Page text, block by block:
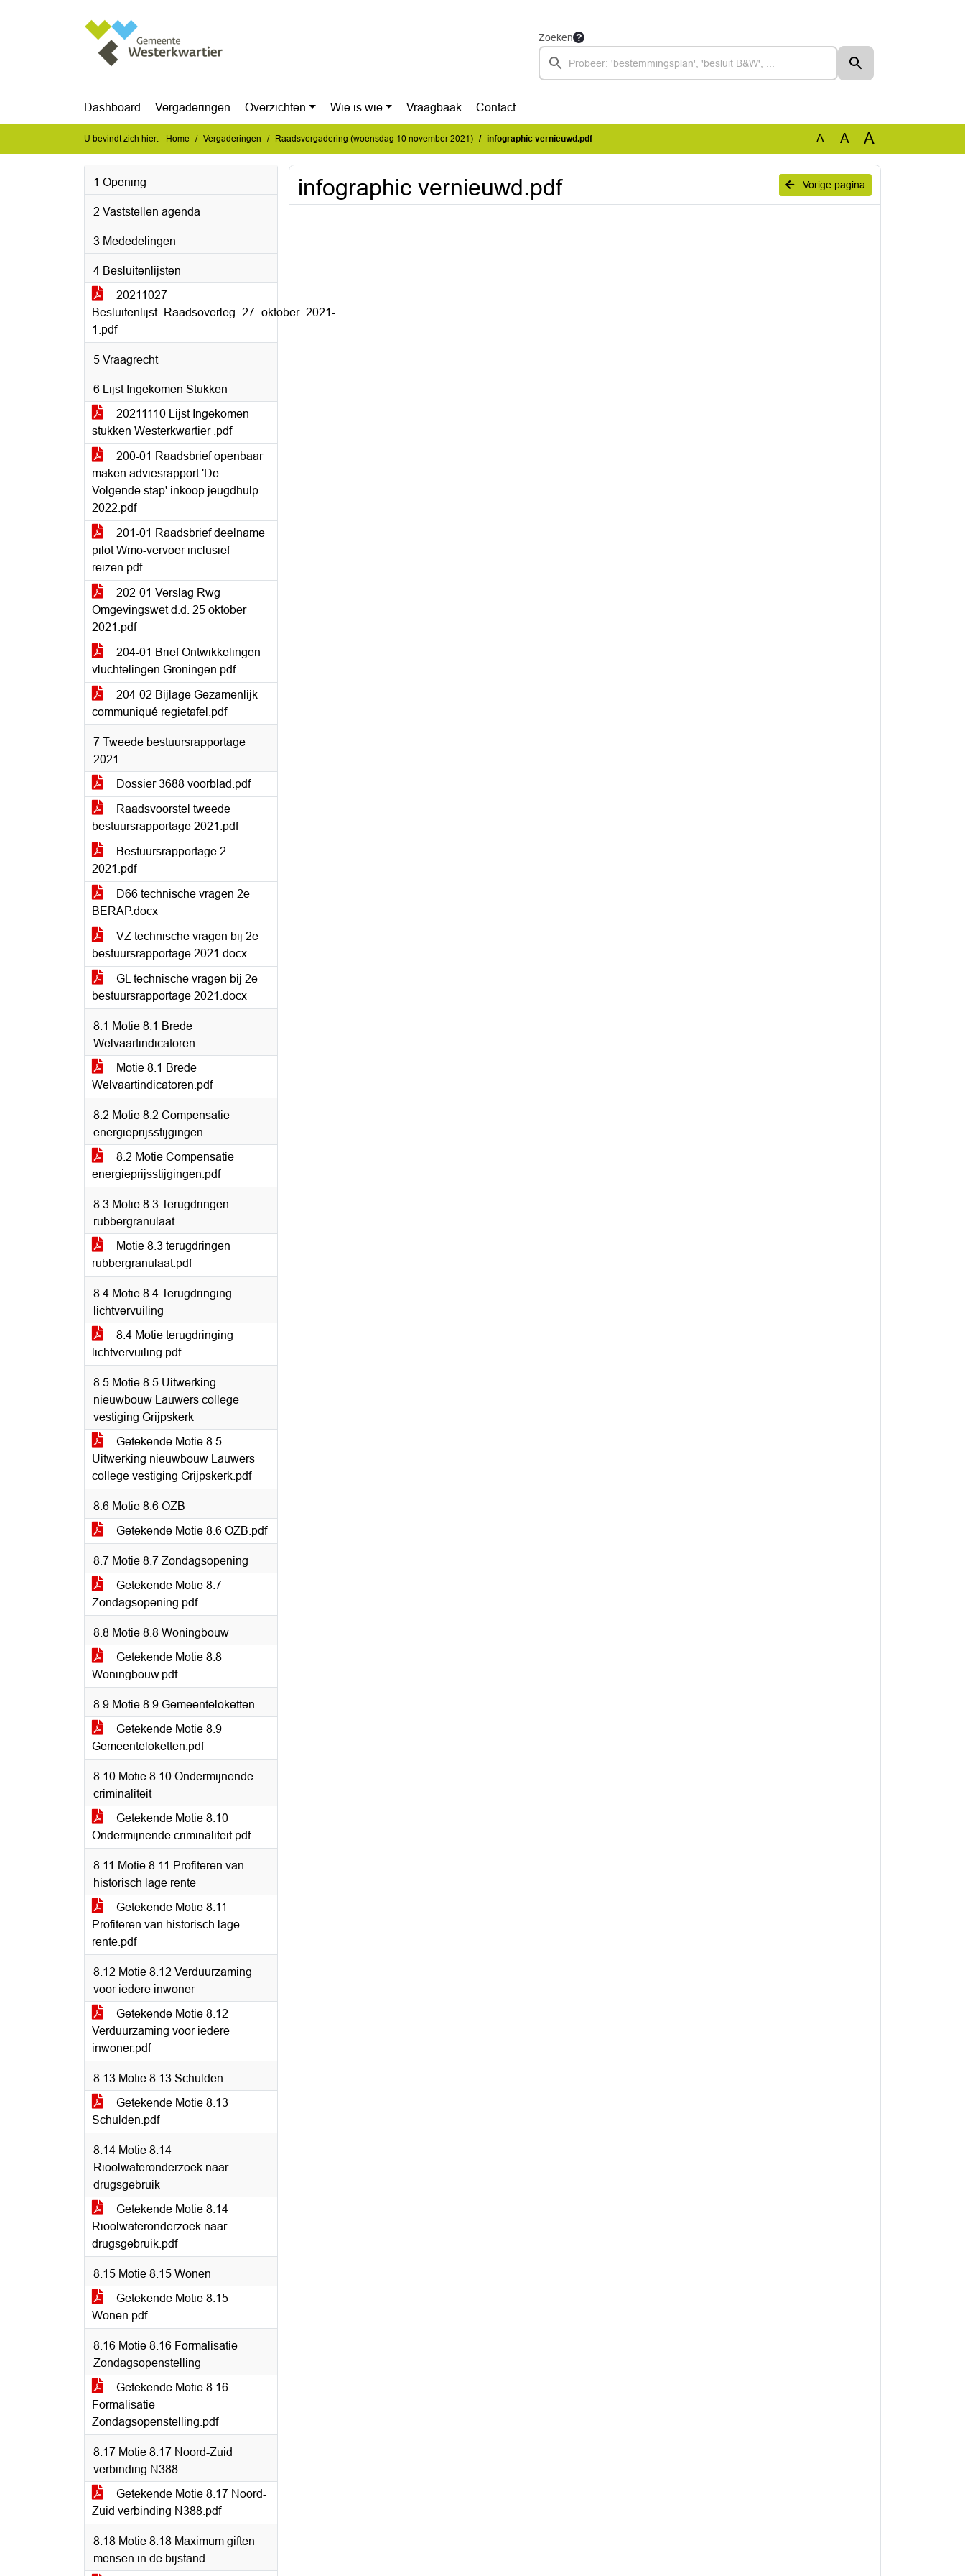
Zoeken
Dashboard Vergaderingen Overzichten Wie is wie Vraagbaak Contact
U bevindt zich hier: Home Vergaderingen Raadsvergadering (woensdag 10 november 2021) infographic vernieuwd.pdf A A A
1 Opening
2 Vaststellen agenda
3 Mededelingen
4 Besluitenlijsten
20211027
Besluitenlijst_Raadsoverleg_27_oktober_2021-
1.pdf
5 Vraagrecht
6 Lijst Ingekomen Stukken
20211110 Lijst Ingekomen
stukken Westerkwartier .pdf
200-01 Raadsbrief openbaar
maken adviesrapport 'De
Volgende stap' inkoop jeugdhulp
2022.pdf
201-01 Raadsbrief deelname
pilot Wmo-vervoer inclusief
reizen.pdf
202-01 Verslag Rwg
Omgevingswet d.d. 25 oktober
2021.pdf
204-01 Brief Ontwikkelingen
vluchtelingen Groningen.pdf
204-02 Bijlage Gezamenlijk
communiqué regietafel.pdf
7 Tweede bestuursrapportage
2021
Dossier 3688 voorblad.pdf
Raadsvoorstel tweede
bestuursrapportage 2021.pdf
Bestuursrapportage 2
2021.pdf
D66 technische vragen 2e
BERAP.docx
VZ technische vragen bij 2e
bestuursrapportage 2021.docx
GL technische vragen bij 2e
bestuursrapportage 2021.docx
8.1 Motie 8.1 Brede
Welvaartindicatoren
Motie 8.1 Brede
Welvaartindicatoren.pdf
8.2 Motie 8.2 Compensatie
energieprijsstijgingen
8.2 Motie Compensatie
energieprijsstijgingen.pdf
8.3 Motie 8.3 Terugdringen
rubbergranulaat
Motie 8.3 terugdringen
rubbergranulaat.pdf
8.4 Motie 8.4 Terugdringing
lichtvervuiling
8.4 Motie terugdringing
lichtvervuiling.pdf
8.5 Motie 8.5 Uitwerking
nieuwbouw Lauwers college
vestiging Grijpskerk
Getekende Motie 8.5
Uitwerking nieuwbouw Lauwers
college vestiging Grijpskerk.pdf
8.6 Motie 8.6 OZB
Getekende Motie 8.6 OZB.pdf
8.7 Motie 8.7 Zondagsopening
Getekende Motie 8.7
Zondagsopening.pdf
8.8 Motie 8.8 Woningbouw
Getekende Motie 8.8
Woningbouw.pdf
8.9 Motie 8.9 Gemeenteloketten
Getekende Motie 8.9
Gemeenteloketten.pdf
8.10 Motie 8.10 Ondermijnende
criminaliteit
Getekende Motie 8.10
Ondermijnende criminaliteit.pdf
8.11 Motie 8.11 Profiteren van
historisch lage rente
Getekende Motie 8.11
Profiteren van historisch lage
rente.pdf
8.12 Motie 8.12 Verduurzaming
voor iedere inwoner
Getekende Motie 8.12
Verduurzaming voor iedere
inwoner.pdf
8.13 Motie 8.13 Schulden
Getekende Motie 8.13
Schulden.pdf
8.14 Motie 8.14
Rioolwateronderzoek naar
drugsgebruik
Getekende Motie 8.14
Rioolwateronderzoek naar
drugsgebruik.pdf
8.15 Motie 8.15 Wonen
Getekende Motie 8.15
Wonen.pdf
8.16 Motie 8.16 Formalisatie
Zondagsopenstelling
Getekende Motie 8.16
Formalisatie
Zondagsopenstelling.pdf
8.17 Motie 8.17 Noord-Zuid
verbinding N388
Getekende Motie 8.17 Noord-
Zuid verbinding N388.pdf
8.18 Motie 8.18 Maximum giften
mensen in de bijstand
Vorige pagina
infographic vernieuwd.pdf